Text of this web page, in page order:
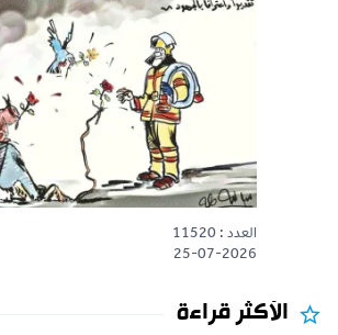
العدد : 11520
25-07-2026
الأكثر قراءة